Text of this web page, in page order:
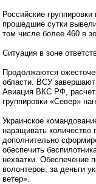
Российские
прошедшие сутки
том числе более 460 в
Ситуация в зоне
Продолжаются
области. ВСУ завершают
Авиация ВКС РФ,
группировки «Север»
Украинское
наращивать
дополнительно
обеспечить
нехватки. Обеспечение
волонтеров, за деньги
ветер».